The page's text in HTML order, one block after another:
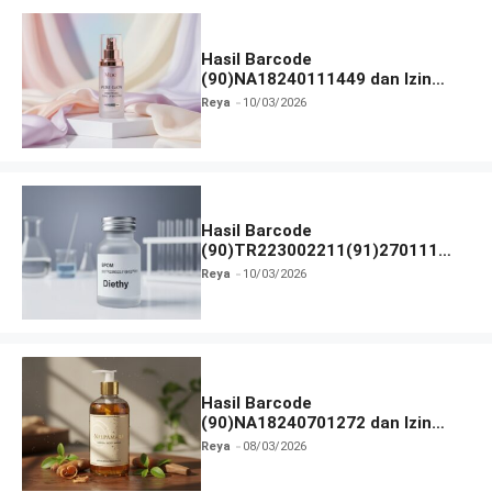
Hasil Barcode
(90)NA18240111449 dan Izin
BPOM
Reya 10/03/2026
Hasil Barcode
(90)TR223002211(91)270111
dan Izin BPOM
Reya 10/03/2026
Hasil Barcode
(90)NA18240701272 dan Izin
BPOM
Reya 08/03/2026